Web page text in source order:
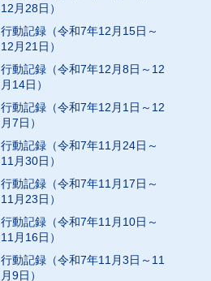
12月28日）
行動記録（令和7年12月15日～
12月21日）
行動記録（令和7年12月8日～12
月14日）
行動記録（令和7年12月1日～12
月7日）
行動記録（令和7年11月24日～
11月30日）
行動記録（令和7年11月17日～
11月23日）
行動記録（令和7年11月10日～
11月16日）
行動記録（令和7年11月3日～11
月9日）